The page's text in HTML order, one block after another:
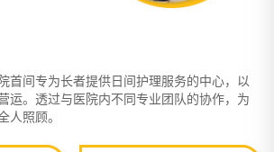
首间专为长者提供日间护理服务的中心，以
运。透过与医院内不同专业团队的协作，为
人照顾。